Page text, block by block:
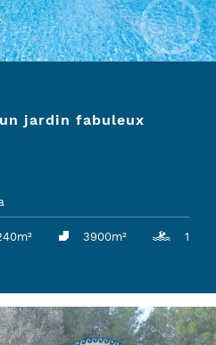
jardin fabuleux
3900m² 1